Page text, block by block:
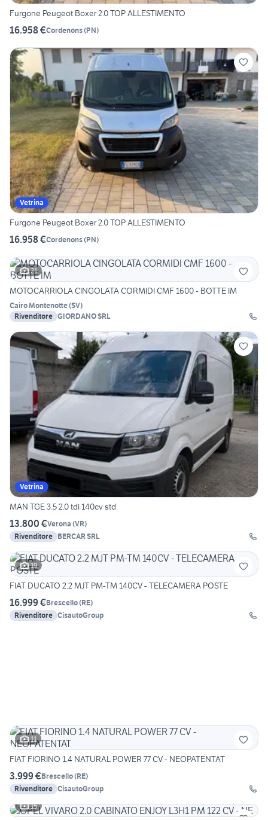
Furgone Peugeot Boxer 2.0 TOP ALLESTIMENTO
16.958 €Cordenons(PN)
Vetrina
Furgone Peugeot Boxer 2.0 TOP ALLESTIMENTO
16.958 €Cordenons(PN)
21
MOTOCARRIOLA CINGOLATA CORMIDI CMF 1600 - BOTTE IM
Cairo Montenotte(SV)
Rivenditore GIORDANO SRL
Vetrina
MAN TGE 3.5 2.0 tdi 140cv std
13.800 €Verona (VR)
Rivenditore BERCAR SRL
19
FIAT DUCATO 2.2 MJT PM-TM 140CV - TELECAMERA POSTE
16.999 €Brescello(RE)
Rivenditore CisautoGroup
11
FIAT FIORINO 1.4 NATURAL POWER 77 CV - NEOPATENTAT
3.999 €Brescello(RE)
Rivenditore CisautoGroup
15